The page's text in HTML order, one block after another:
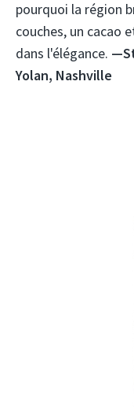
pourquoi la région
couches, un cacao
dans l'élégance.
Yolan, Nashville